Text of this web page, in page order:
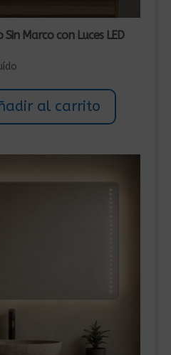
Sin Marco con Luces LED
al carrito